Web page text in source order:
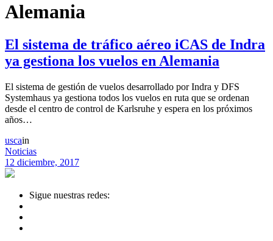
Alemania
El sistema de tráfico aéreo iCAS de Indra
ya gestiona los vuelos en Alemania
El sistema de gestión de vuelos desarrollado por Indra y DFS
Systemhaus ya gestiona todos los vuelos en ruta que se ordenan
desde el centro de control de Karlsruhe y espera en los próximos
años…
uscain
Noticias
12 diciembre, 2017
Sigue nuestras redes: